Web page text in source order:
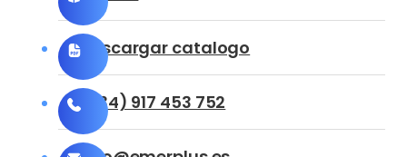
Descargar catalogo
(+34) 917 453 752